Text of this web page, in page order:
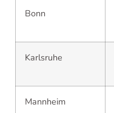
Bonn
Karlsruhe
Mannheim